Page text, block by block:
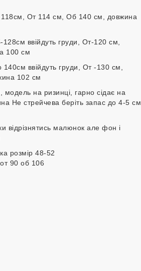
118см, От 114 см, Об 140 см, довжина
ввійдуть груди, От-120 см,
100 см
ввійдуть груди, От -130 см,
102 см
модель на ризинці, гарно сідає на
Не стрейчева беріть запас до 4-5 см
відрізнятись малюнок але фон і
розмір 48-52
90 об 106